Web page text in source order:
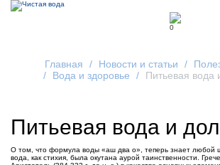
0
Главная Новости и статьи
Вода и здоровье
Питьевая вода
Питьевая вода и
О том, что формула воды «аш два о», теперь знает любой
вода, как стихия, была окутана аурой таинственности.